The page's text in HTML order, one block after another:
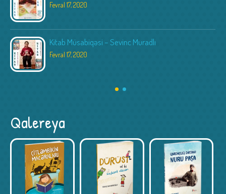
Fevral 17, 2020
Kitab Müsabiqəsi – Sevinc Muradlı
Fevral 17, 2020
Qalereya